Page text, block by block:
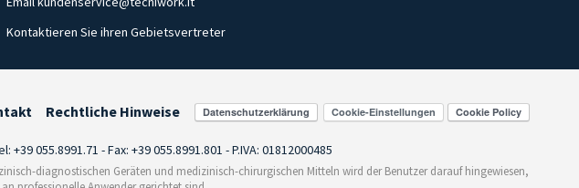
Kontaktieren Sie ihren Gebietsvertreter
Rechtliche Hinweise Cookie-Einstellungen
055.8991.71 - Fax: +39 055.8991.801 - P.IVA: 01812000485
diagnostischen Geräten und medizinisch-chirurgischen Mitteln wird der Benutzer darauf hingewiesen,